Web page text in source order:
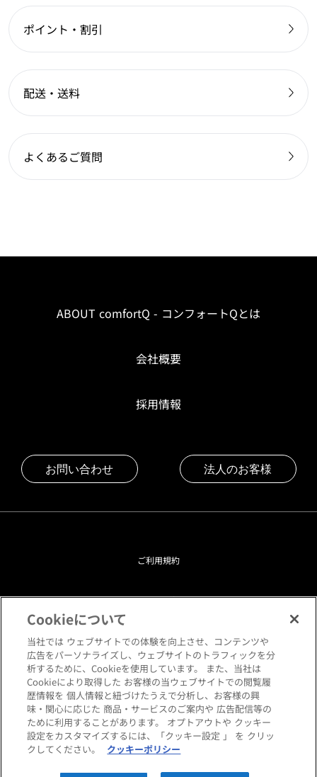
ポイント・割引
配送・送料
よくあるご質問
ABOUT comfortQ - コンフォートQとは
会社概要
採用情報
お問い合わせ 法人のお客様
Copyright © HANKYU HOME STYLING Co.,LTD All rights reserved.
ご利用規約
プライバシーポリシー
クッキーポリシー
閲覧環境について
サイトマップ
Cookieについて
当社では ウェブサイトでの体験を向上させ、コンテンツや
広告をパーソナライズし、ウェブサイトのトラフィックを分
析するために、Cookieを使用しています。 また、当社は
Cookieにより取得した お客様の当ウェブサイトでの閲覧履
歴情報を 個人情報と紐づけたうえで分析し、お客様の興
味・関心に応じた 商品・サービスのご案内や 広告配信等の
ために利用することがあります。 オプトアウトや クッキー
設定をカスタマイズするには、「クッキー設定 」 を クリッ
クしてください。
クッキーポリシー